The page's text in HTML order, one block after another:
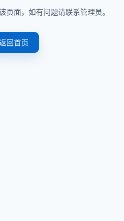
页面，如有问题请联系管理员。
回首页